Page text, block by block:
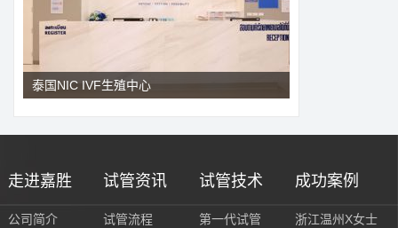
泰国NIC IVF生殖中心
走进嘉胜
公司简介
试管资讯
试管流程
试管技术
第一代试管
成功案例
浙江温州X女士